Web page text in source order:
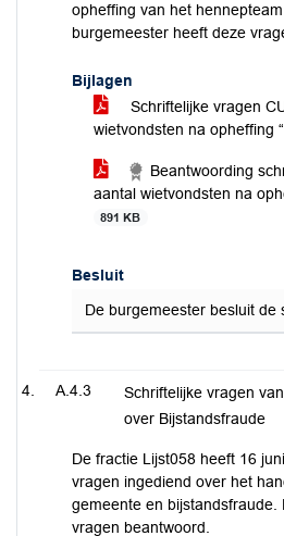
opheffing van het
burgemeester heeft deze
Bijlagen
Schriftelijke vragen
wietvondsten na opheffing
Beantwoording
aantal wietvondsten na
891 KB
Besluit
De burgemeester besluit
A.4.3
Schriftelijke vragen
over Bijstandsfraude
De fractie Lijst058 heeft 16
vragen ingediend over het
gemeente en bijstandsfraude.
vragen beantwoord.